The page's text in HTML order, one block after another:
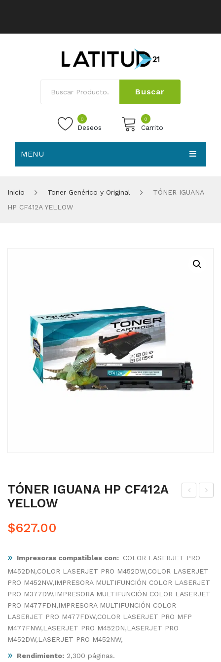
Buscar
0
Deseos
0
Carrito
MENU
Inicio Toner Genérico y Original
TÓNER IGUANA
HP CF412A YELLOW
A
HP
CF
A
HP
CF
TÓNER IGUANA HP CF412A
YELLOW
$627.00
» Impresoras compatibles con: COLOR LASERJET PRO
M452DN,COLOR LASERJET PRO M452DW,COLOR LASERJET
PRO M452NW,IMPRESORA MULTIFUNCIÓN COLOR LASERJET
PRO M377DW,IMPRESORA MULTIFUNCIÓN COLOR LASERJET
PRO M477FDN,IMPRESORA MULTIFUNCIÓN COLOR
LASERJET PRO M477FDW,COLOR LASERJET PRO MFP
M477FNW,LASERJET PRO M452DN,LASERJET PRO
M452DW,LASERJET PRO M452NW,
» Rendimiento: 2,300 páginas.